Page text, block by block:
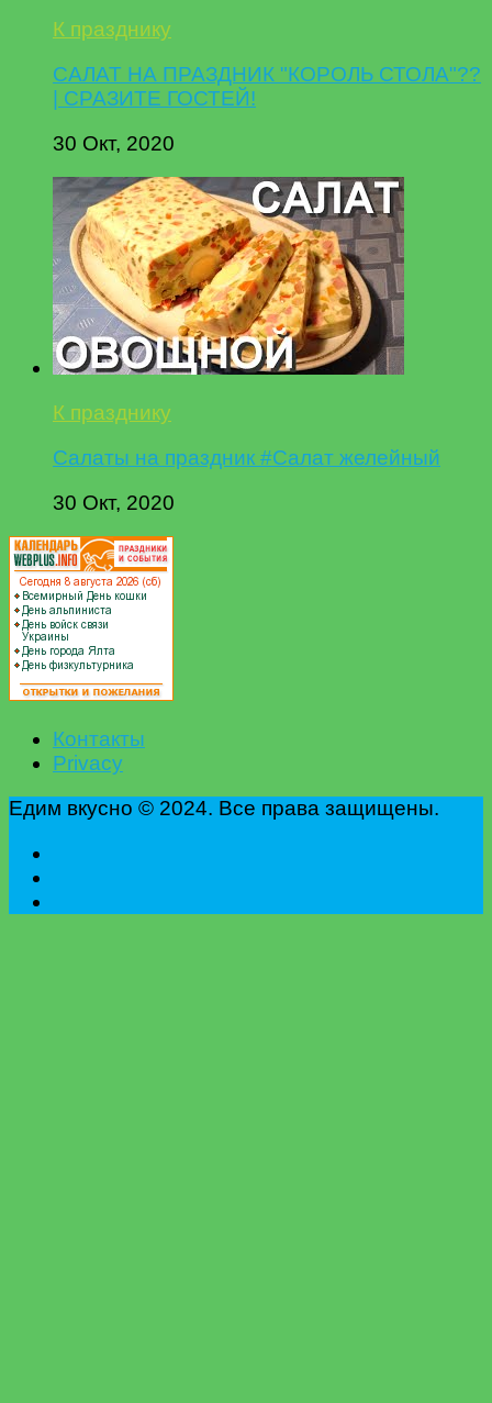
К празднику
САЛАТ НА ПРАЗДНИК "КОРОЛЬ СТОЛА"??
| СРАЗИТЕ ГОСТЕЙ!
30 Окт, 2020
К празднику
Салаты на праздник #Салат желейный
30 Окт, 2020
Контакты
Privacy
Едим вкусно © 2024. Все права защищены.